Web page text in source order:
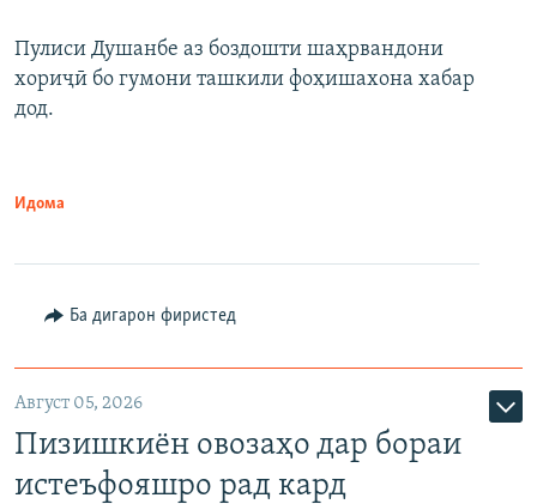
Пулиси Душанбе аз боздошти шаҳрвандони
хориҷӣ бо гумони ташкили фоҳишахона хабар
дод.
Идома
Ба дигарон фиристед
Август 05, 2026
Пизишкиён овозаҳо дар бораи
истеъфояшро рад кард